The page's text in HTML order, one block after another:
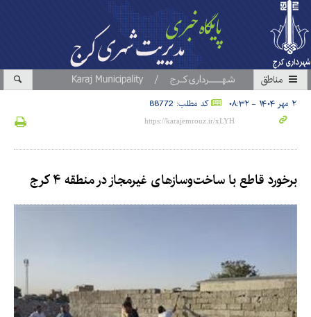
مناطق
۲ مهر ۱۴۰۴ - ۰۸:۳۲ کد مطلب: 88772
برخورد قاطع با ساخت‌وسازهای غیرمجاز در منطقه ۴ کرج